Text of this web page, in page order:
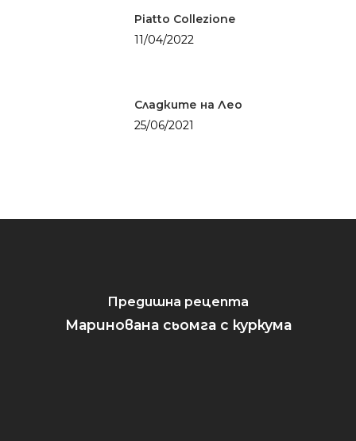
Piatto Collezione
11/04/2022
Сладките на Лео
25/06/2021
Предишна рецепта
Маринована сьомга с куркума
Суши